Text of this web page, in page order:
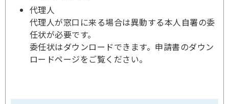
代理人
代理人が窓口に来る場合は異動する本人自署の委
任状が必要です。
委任状はダウンロードできます。申請書のダウン
ロードページをご覧ください。